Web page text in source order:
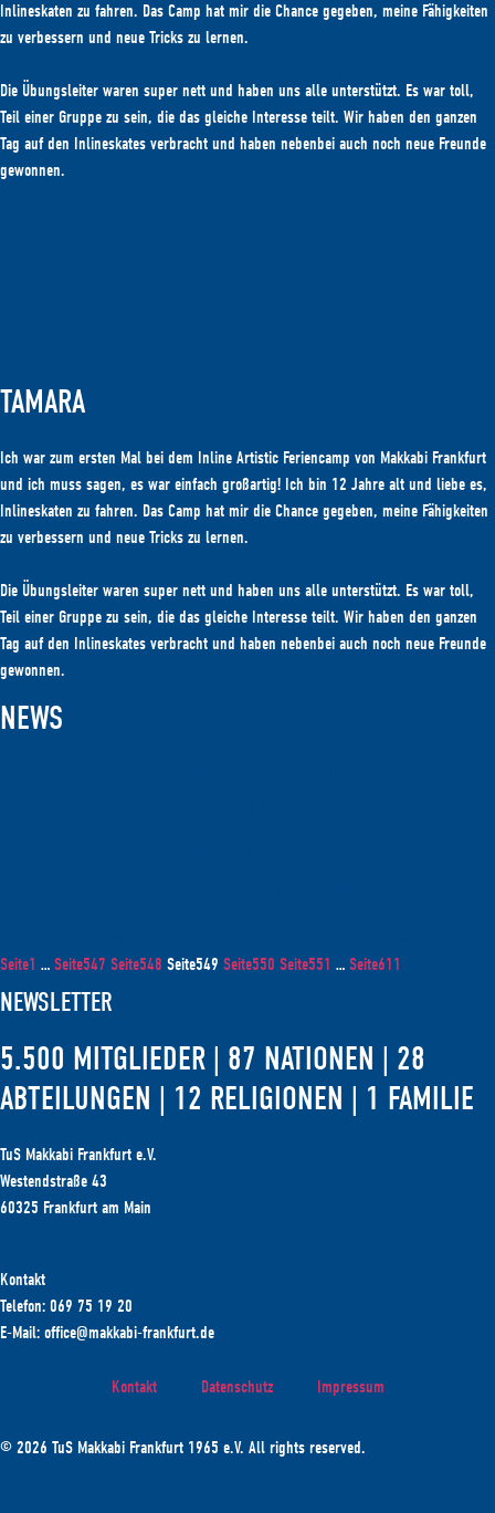
Inlineskaten zu fahren. Das Camp hat mir die Chance gegeben, meine Fähigkeiten
zu verbessern und neue Tricks zu lernen.
Die Übungsleiter waren super nett und haben uns alle unterstützt. Es war toll,
Teil einer Gruppe zu sein, die das gleiche Interesse teilt. Wir haben den ganzen
Tag auf den Inlineskates verbracht und haben nebenbei auch noch neue Freunde
gewonnen.
TAMARA
Ich war zum ersten Mal bei dem Inline Artistic Feriencamp von Makkabi Frankfurt
und ich muss sagen, es war einfach großartig! Ich bin 12 Jahre alt und liebe es,
Inlineskaten zu fahren. Das Camp hat mir die Chance gegeben, meine Fähigkeiten
zu verbessern und neue Tricks zu lernen.
Die Übungsleiter waren super nett und haben uns alle unterstützt. Es war toll,
Teil einer Gruppe zu sein, die das gleiche Interesse teilt. Wir haben den ganzen
Tag auf den Inlineskates verbracht und haben nebenbei auch noch neue Freunde
gewonnen.
NEWS
Seite1 … Seite547 Seite548 Seite549 Seite550 Seite551 … Seite611
NEWSLETTER
5.500 MITGLIEDER | 87 NATIONEN | 28
ABTEILUNGEN | 12 RELIGIONEN | 1 FAMILIE
TuS Makkabi Frankfurt e.V.
Westendstraße 43
60325 Frankfurt am Main
Kontakt
Telefon: 069 75 19 20
E-Mail: office@makkabi-frankfurt.de
Kontakt Datenschutz Impressum
© 2026 TuS Makkabi Frankfurt 1965 e.V. All rights reserved.